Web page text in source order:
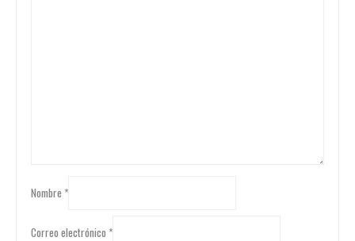
Nombre *
Correo electrónico *